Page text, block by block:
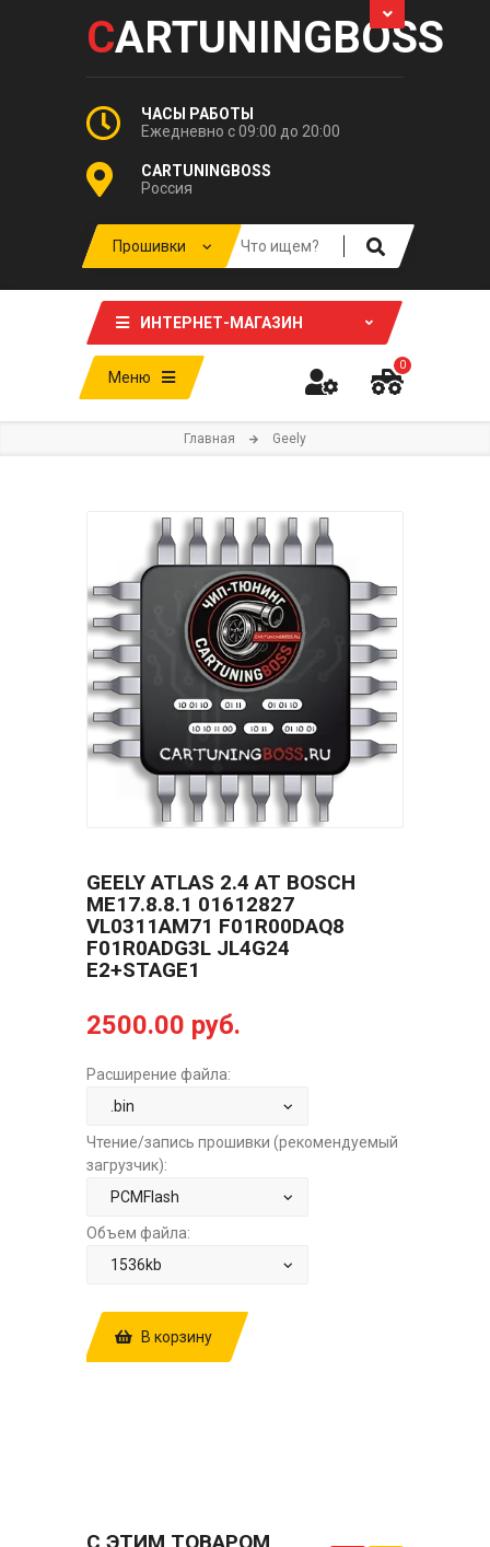
CARTUNINGBOSS
ЧАСЫ РАБОТЫ
Ежедневно с 09:00 до 20:00
CARTUNINGBOSS
Россия
ИНТЕРНЕТ-МАГАЗИН
Меню
0
Главная Geely
GEELY ATLAS 2.4 AT BOSCH
МE17.8.8.1 01612827
VL0311AM71 F01R00DAQ8
F01R0ADG3L JL4G24
E2+STAGE1
2500.00 руб.
Расширение файла:
Чтение/запись прошивки (рекомендуемый
загрузчик):
Объем файла:
В корзину